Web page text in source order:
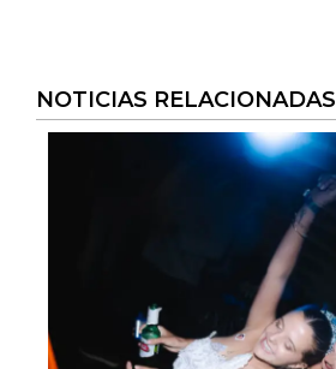
NOTICIAS RELACIONADAS